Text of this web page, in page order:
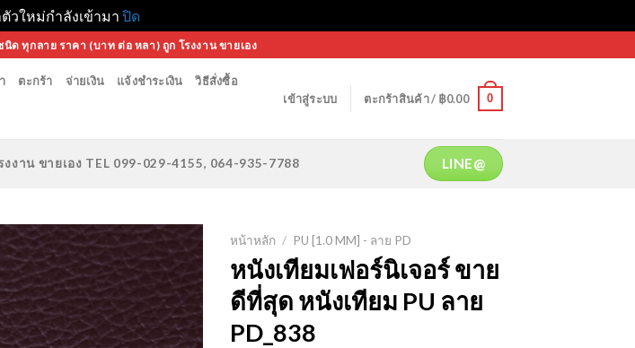
ใหม่กำลังเข้ามา ปิด
ด ทุกลาย ราคา (บาท ต่อ หลา) ถูก โรงงาน ขายเอง
ตะกร้า จ่ายเงิน แจ้งชำระเงิน วิธีสั่งซื้อ
เข้าสู่ระบบ ตะกร้าสินค้า / ฿0.00 0
งาน ขายเอง TEL 099-029-4155, 064-935-7788 LINE@
Add to
Wishlist
หน้าหลัก / PU [1.0 MM] - ลาย PD
หนังเทียมเฟอร์นิเจอร์ ขาย
ดีที่สุด หนังเทียม PU ลาย
PD_838